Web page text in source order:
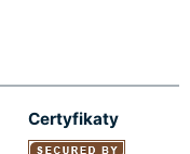
Certyfikaty